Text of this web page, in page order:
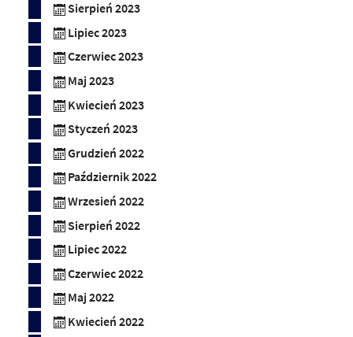
Sierpień 2023
Lipiec 2023
Czerwiec 2023
Maj 2023
Kwiecień 2023
Styczeń 2023
Grudzień 2022
Październik 2022
Wrzesień 2022
Sierpień 2022
Lipiec 2022
Czerwiec 2022
Maj 2022
Kwiecień 2022